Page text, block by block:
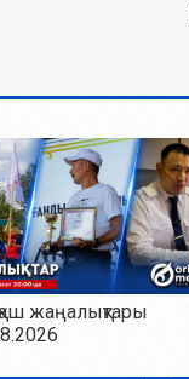
жаңалықтары